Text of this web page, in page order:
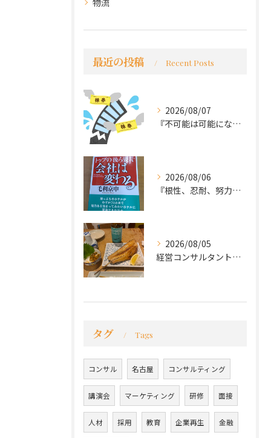
物流
最近の投稿 Recent Posts
2026/08/07
『不可能は可能になる』
2026/08/06
『根性、忍耐、努力という言葉は死語なのか』
2026/08/05
経営コンサルタントのモーちゃん・毛利京申です。
タグ Tags
コンサル 名古屋 コンサルティング
講演会 マーケティング 研修 面接
人材 採用 教育 企業再生 金融